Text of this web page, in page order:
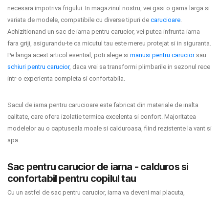
necesara impotriva frigului. In magazinul nostru, vei gasi o gama larga si
variata de modele, compatibile cu diverse tipuri de carucioare.
Achizitionand un sac de iarna pentru carucior, vei putea infrunta iarna
fara griji, asigurandu-te ca micutul tau este mereu protejat si in siguranta.
Pe langa acest articol esential, poti alege si manusi pentru caruciorsau
schiuri pentru carucior, daca vrei sa transformi plimbarile in sezonul rece
intr-o experienta completa si confortabila.
Sacul de iarna pentru carucioare este fabricat din materiale de inalta
calitate, care ofera izolatie termica excelenta si confort. Majoritatea
modelelor au o captuseala moale si calduroasa, fiind rezistente la vant si
apa.
Sac pentru carucior de iarna - calduros si
confortabil pentru copilul tau
Cu un astfel de sac pentru carucior, iarna va deveni mai placuta,